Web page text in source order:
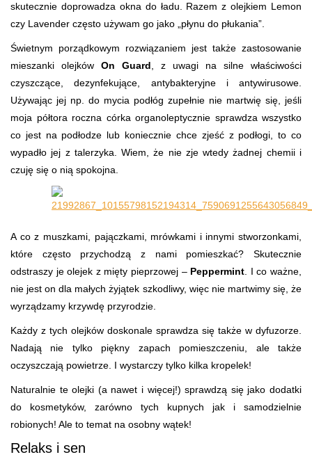
skutecznie doprowadza okna do ładu. Razem z olejkiem Lemon
czy Lavender często używam go jako „płynu do płukania”.
Świetnym porządkowym rozwiązaniem jest także zastosowanie
mieszanki olejków On Guard, z uwagi na silne właściwości
czyszczące, dezynfekujące, antybakteryjne i antywirusowe.
Używając jej np. do mycia podłóg zupełnie nie martwię się, jeśli
moja półtora roczna córka organoleptycznie sprawdza wszystko
co jest na podłodze lub koniecznie chce zjeść z podłogi, to co
wypadło jej z talerzyka. Wiem, że nie zje wtedy żadnej chemii i
czuję się o nią spokojna.
A co z muszkami, pajączkami, mrówkami i innymi stworzonkami,
które często przychodzą z nami pomieszkać? Skutecznie
odstraszy je olejek z mięty pieprzowej – Peppermint. I co ważne,
nie jest on dla małych żyjątek szkodliwy, więc nie martwimy się, że
wyrządzamy krzywdę przyrodzie.
Każdy z tych olejków doskonale sprawdza się także w dyfuzorze.
Nadają nie tylko piękny zapach pomieszczeniu, ale także
oczyszczają powietrze. I wystarczy tylko kilka kropelek!
Naturalnie te olejki (a nawet i więcej!) sprawdzą się jako dodatki
do kosmetyków, zarówno tych kupnych jak i samodzielnie
robionych! Ale to temat na osobny wątek!
Relaks i sen